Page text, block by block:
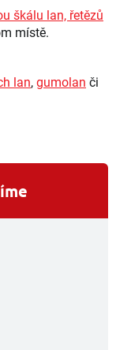
škálu lan, řetězů
místě.
lan, gumolan či